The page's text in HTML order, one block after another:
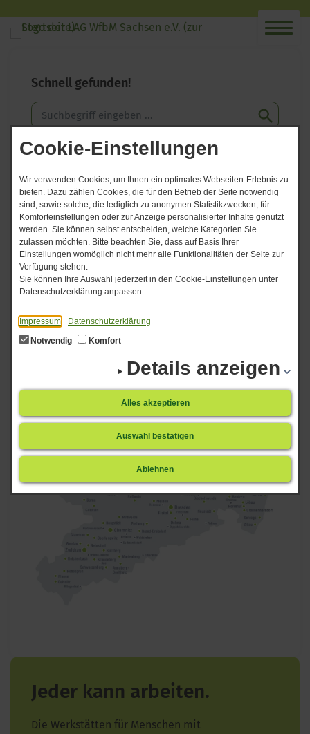
Cookie-Einstellungen
Wir verwenden Cookies, um Ihnen ein optimales Webseiten-Erlebnis zu
bieten. Dazu zählen Cookies, die für den Betrieb der Seite notwendig
sind, sowie solche, die lediglich zu anonymen Statistikzwecken, für
Komforteinstellungen oder zur Anzeige personalisierter Inhalte genutzt
werden. Sie können selbst entscheiden, welche Kategorien Sie
zulassen möchten. Bitte beachten Sie, dass auf Basis Ihrer
Einstellungen womöglich nicht mehr alle Funktionalitäten der Seite zur
Verfügung stehen.
Sie können Ihre Auswahl jederzeit in den Cookie-Einstellungen unter
Datenschutzerklärung anpassen.
Impressum
Datenschutzerklärung
Notwendig
Komfort
Details anzeigen
Alles akzeptieren
Auswahl bestätigen
Ablehnen
Schnell gefunden!
Werkstatträte
Sprecherrat
Jeder kann arbeiten.
Die Werkstätten für Menschen mit